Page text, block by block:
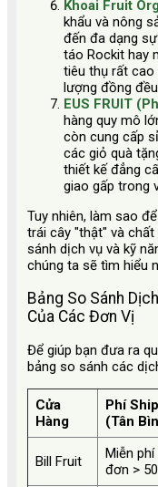
Khoai Fruit
khẩu và nông
đến đa dạng
táo Rockit hay
tiêu thụ rất cao
lượng đồng đều.
EUS FRUIT
hàng quy mô
còn cung cấp
các giỏ quà
thiết kế đẳng
giao gấp trong
Tuy nhiên, làm sao
trái cây "thật" và
sánh dịch vụ và kỹ
chúng ta sẽ tìm hiểu
Bảng So Sánh
Của Các Đơn Vị
Để giúp bạn đưa ra
bảng so sánh các
Cửa
Hàng
Phí Ship
(Tân
Bill Fruit
Miễn phí
đơn >